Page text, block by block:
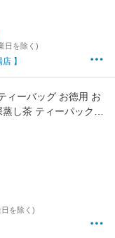
日を除く)
】
ィーバッグ お徳用 お
し茶 ティーパック
包 水出し 冷茶 オフ
日本茶 煎茶 健康 ネ
池製茶
を除く)